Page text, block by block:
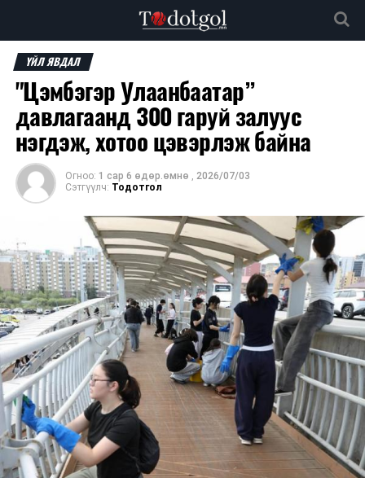
ҮЙЛ ЯВДАЛ
"Цэмбэгэр Улаанбаатар”
давлагаанд 300 гаруй залуус
нэгдэж, хотоо цэвэрлэж байна
Огноо: 1 сар 6 өдөр.өмнө , 2026/07/03
Сэтгүүлч: Тодотгол